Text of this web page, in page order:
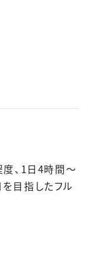
、1日4時間～
目指したフル